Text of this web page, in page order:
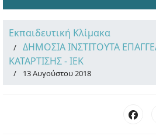
Εκπαιδευτική Κλίμακα
ΔΗΜΟΣΙΑ ΙΝΣΤΙΤΟΥΤΑ
ΚΑΤΑΡΤΙΣΗΣ - ΙΕΚ
13 Αυγούστου 2018